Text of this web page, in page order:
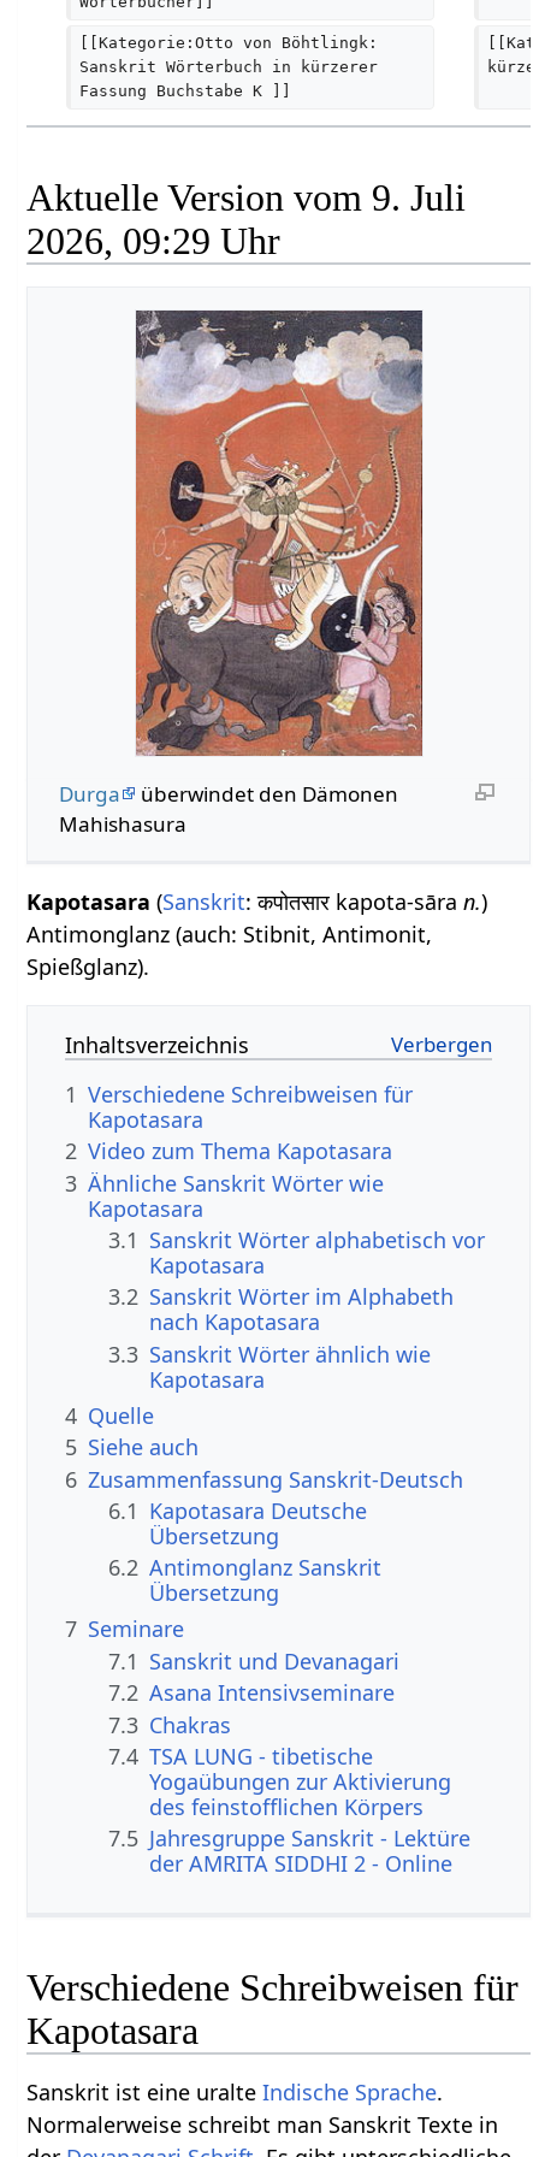
[[Kategorie:Otto von Böhtlingk:
Sanskrit Wörterbuch in kürzerer
Fassung Buchstabe K ]]
Aktuelle Version vom 9. Juli
2026, 09:29 Uhr
Durga
überwindet den Dämonen
Mahishasura
Kapotasara (Sanskrit: कपोतसार kapota-sāran.)
Antimonglanz (auch: Stibnit, Antimonit,
Spießglanz).
Inhaltsverzeichnis
1 Verschiedene Schreibweisen für
Kapotasara
2 Video zum Thema Kapotasara
3 Ähnliche Sanskrit Wörter wie
Kapotasara
3.1 Sanskrit Wörter alphabetisch vor
Kapotasara
3.2 Sanskrit Wörter im Alphabeth
nach Kapotasara
3.3 Sanskrit Wörter ähnlich wie
Kapotasara
4 Quelle
5 Siehe auch
6 Zusammenfassung Sanskrit-Deutsch
6.1 Kapotasara Deutsche
Übersetzung
6.2 Antimonglanz Sanskrit
Übersetzung
7 Seminare
7.1 Sanskrit und Devanagari
7.2 Asana Intensivseminare
7.3 Chakras
7.4 TSA LUNG - tibetische
Yogaübungen zur Aktivierung
des feinstofflichen Körpers
7.5 Jahresgruppe Sanskrit - Lektüre
der AMRITA SIDDHI 2 - Online
Verschiedene Schreibweisen für
Kapotasara
Sanskrit ist eine uralteIndische Sprache.
Normalerweise schreibt man Sanskrit Texte in